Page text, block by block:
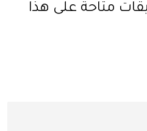
متاحة على هذا